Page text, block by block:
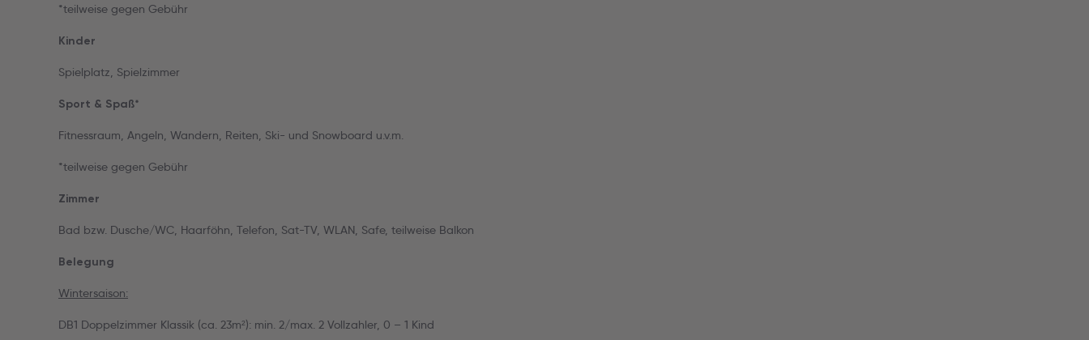
*teilweise gegen Gebühr
Kinder
Spielplatz, Spielzimmer
Sport & Spaß*
Fitnessraum, Angeln, Wandern, Reiten, Ski- und Snowboard u.v.m.
*teilweise gegen Gebühr
Zimmer
Bad bzw. Dusche/WC, Haarföhn, Telefon, Sat-TV, WLAN, Safe, teilweise Balkon
Belegung
Wintersaison:
DB1 Doppelzimmer Klassik (ca. 23m²): min. 2/max. 2 Vollzahler, 0 – 1 Kind